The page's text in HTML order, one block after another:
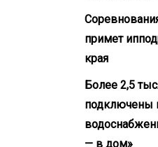
примет
края
Более 2,5
подключены
— в дом»